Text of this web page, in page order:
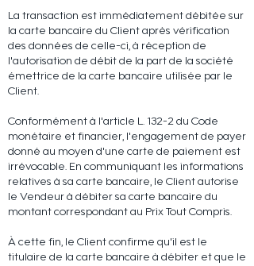
La transaction est immédiatement débitée sur
la carte bancaire du Client après vérification
des données de celle-ci, à réception de
l'autorisation de débit de la part de la société
émettrice de la carte bancaire utilisée par le
Client.
Conformément à l'article L. 132-2 du Code
monétaire et financier, l'engagement de payer
donné au moyen d'une carte de paiement est
irrévocable. En communiquant les informations
relatives à sa carte bancaire, le Client autorise
le Vendeur à débiter sa carte bancaire du
montant correspondant au Prix Tout Compris.
À cette fin, le Client confirme qu'il est le
titulaire de la carte bancaire à débiter et que le